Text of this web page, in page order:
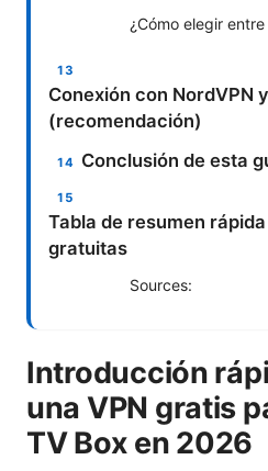
¿Cómo elegir
Conexión con NordVPN
(recomendación)
Conclusión de esta
Tabla de resumen
gratuitas
Sources:
Introducción
una VPN gratis
TV Box en 2026